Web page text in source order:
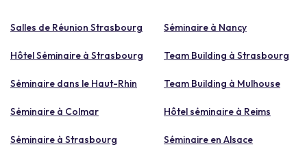
Salles de Réunion Strasbourg Séminaire à Nancy
Hôtel Séminaire à Strasbourg Team Building à Strasbourg
Séminaire dans le Haut-Rhin Team Building à Mulhouse
Séminaire à Colmar Hôtel séminaire à Reims
Séminaire à Strasbourg Séminaire en Alsace